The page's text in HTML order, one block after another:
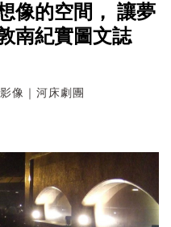
像的空間， 讓夢
南紀實圖文誌
像｜河床劇團